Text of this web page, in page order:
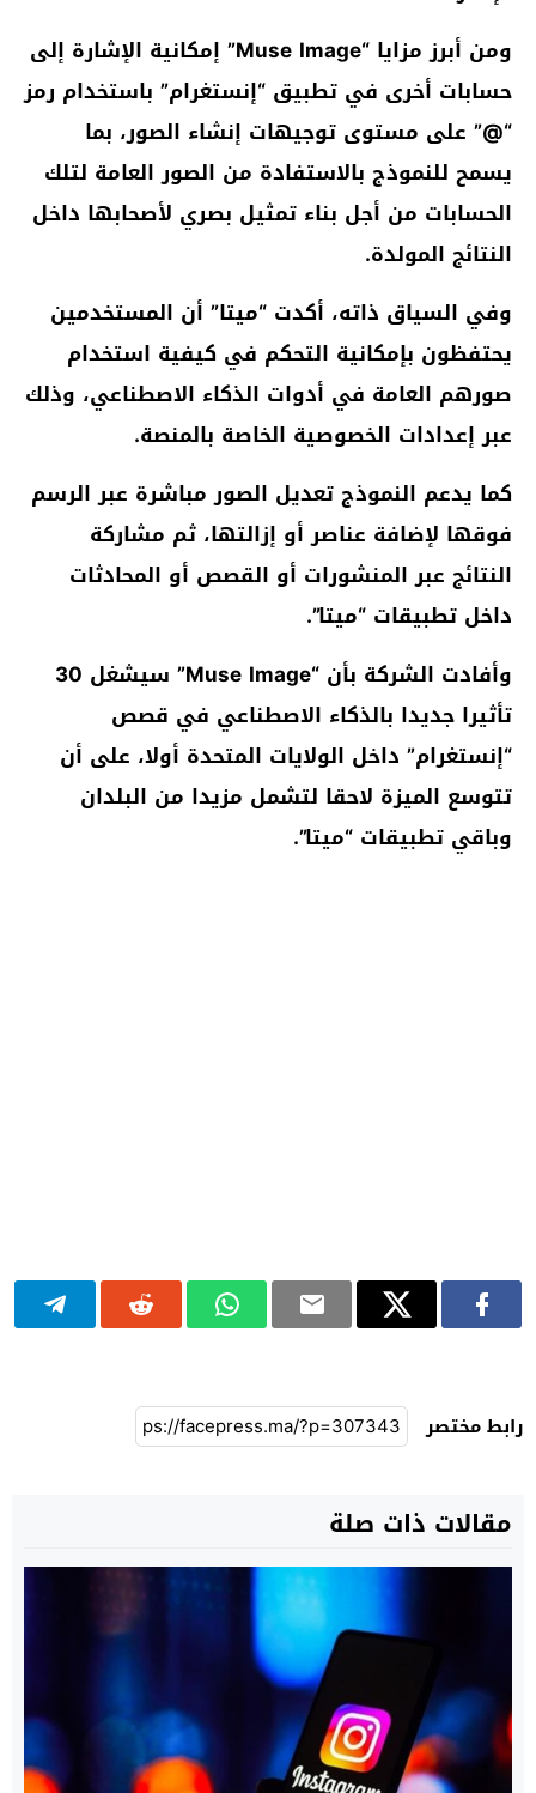
ومن أبرز مزايا “Muse Image” إمكانية الإشارة إلى
حسابات أخرى في تطبيق “إنستغرام” باستخدام رمز
“@” على مستوى توجيهات إنشاء الصور، بما
يسمح للنموذج بالاستفادة من الصور العامة لتلك
الحسابات من أجل بناء تمثيل بصري لأصحابها داخل
النتائج المولدة.
وفي السياق ذاته، أكدت “ميتا” أن المستخدمين
يحتفظون بإمكانية التحكم في كيفية استخدام
صورهم العامة في أدوات الذكاء الاصطناعي، وذلك
عبر إعدادات الخصوصية الخاصة بالمنصة.
كما يدعم النموذج تعديل الصور مباشرة عبر الرسم
فوقها لإضافة عناصر أو إزالتها، ثم مشاركة
النتائج عبر المنشورات أو القصص أو المحادثات
داخل تطبيقات “ميتا”.
وأفادت الشركة بأن “Muse Image” سيشغل 30
تأثيرا جديدا بالذكاء الاصطناعي في قصص
“إنستغرام” داخل الولايات المتحدة أولا، على أن
تتوسع الميزة لاحقا لتشمل مزيدا من البلدان
وباقي تطبيقات “ميتا”.
رابط مختصر
مقالات ذات صلة